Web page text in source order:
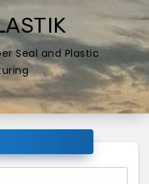
Seal and Plastic